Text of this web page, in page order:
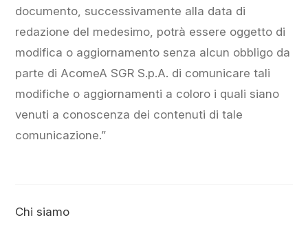
documento, successivamente alla data di
redazione del medesimo, potrà essere oggetto di
modifica o aggiornamento senza alcun obbligo da
parte di AcomeA SGR S.p.A. di comunicare tali
modifiche o aggiornamenti a coloro i quali siano
venuti a conoscenza dei contenuti di tale
comunicazione.”
Chi siamo